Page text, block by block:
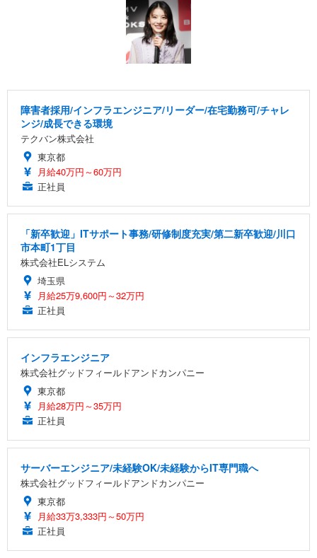
障害者採用/インフラエンジニア/リーダー/在宅勤務可/チャレ
ンジ/成長できる環境
テクバン株式会社
東京都
月給40万円～60万円
正社員
「新卒歓迎」ITサポート事務/研修制度充実/第二新卒歓迎/川口
市本町1丁目
株式会社ELシステム
埼玉県
月給25万9,600円～32万円
正社員
インフラエンジニア
株式会社グッドフィールドアンドカンパニー
東京都
月給28万円～35万円
正社員
サーバーエンジニア/未経験OK/未経験からIT専門職へ
株式会社グッドフィールドアンドカンパニー
東京都
月給33万3,333円～50万円
正社員